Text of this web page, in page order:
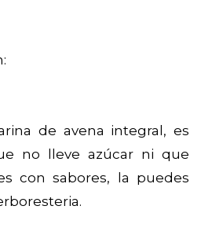
de avena integral, es
no lleve azúcar ni que
con sabores, la puedes